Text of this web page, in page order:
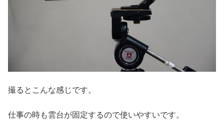
撮るとこんな感じです。
仕事の時も雲台が固定するので使いやすいです。